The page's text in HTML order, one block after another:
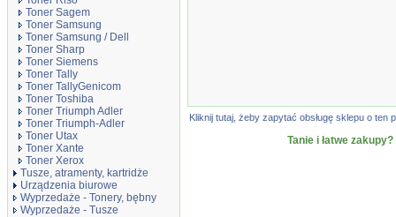
Toner Sagem
Toner Samsung
Toner Samsung / Dell
Toner Sharp
Toner Siemens
Toner Tally
Toner TallyGenicom
Toner Toshiba
Toner Triumph Adler
Toner Triumph-Adler
Toner Utax
Toner Xante
Toner Xerox
Tusze, atramenty, kartridże
Urządzenia biurowe
Wyprzedaże - Tonery, bębny
Wyprzedaże - Tusze
Kliknij tutaj, żeby zapytać obsługę sklepu o
Tanie i łatwe